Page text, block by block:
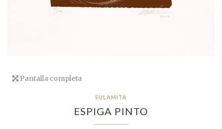
Pantalla completa
SULAMITA
ESPIGA PINTO